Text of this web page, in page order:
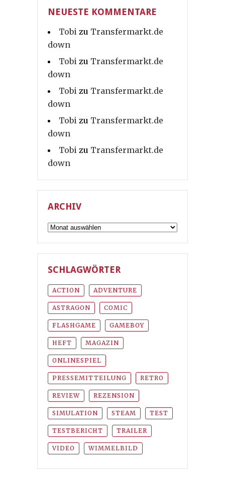
NEUESTE KOMMENTARE
Tobi zu Transfermarkt.de
down
Tobi zu Transfermarkt.de
down
Tobi zu Transfermarkt.de
down
Tobi zu Transfermarkt.de
down
Tobi zu Transfermarkt.de
down
ARCHIV
Archiv
SCHLAGWÖRTER
ACTION ADVENTURE
ASTRAGON COMIC
FLASHGAME GAMEBOY
HEFT MAGAZIN
ONLINESPIEL
PRESSEMITTEILUNG RETRO
REVIEW REZENSION
SIMULATION STEAM TEST
TESTBERICHT TRAILER
VIDEO WIMMELBILD